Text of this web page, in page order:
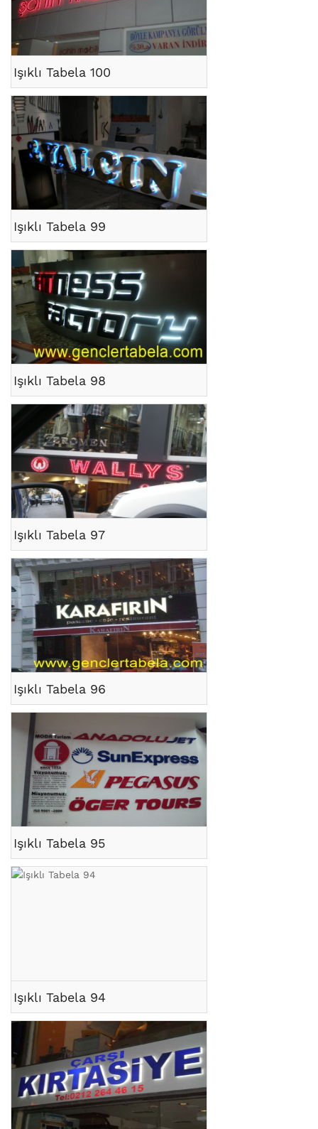
Işıklı Tabela 100
Işıklı Tabela 99
Işıklı Tabela 98
Işıklı Tabela 97
Işıklı Tabela 96
Işıklı Tabela 95
Işıklı Tabela 94